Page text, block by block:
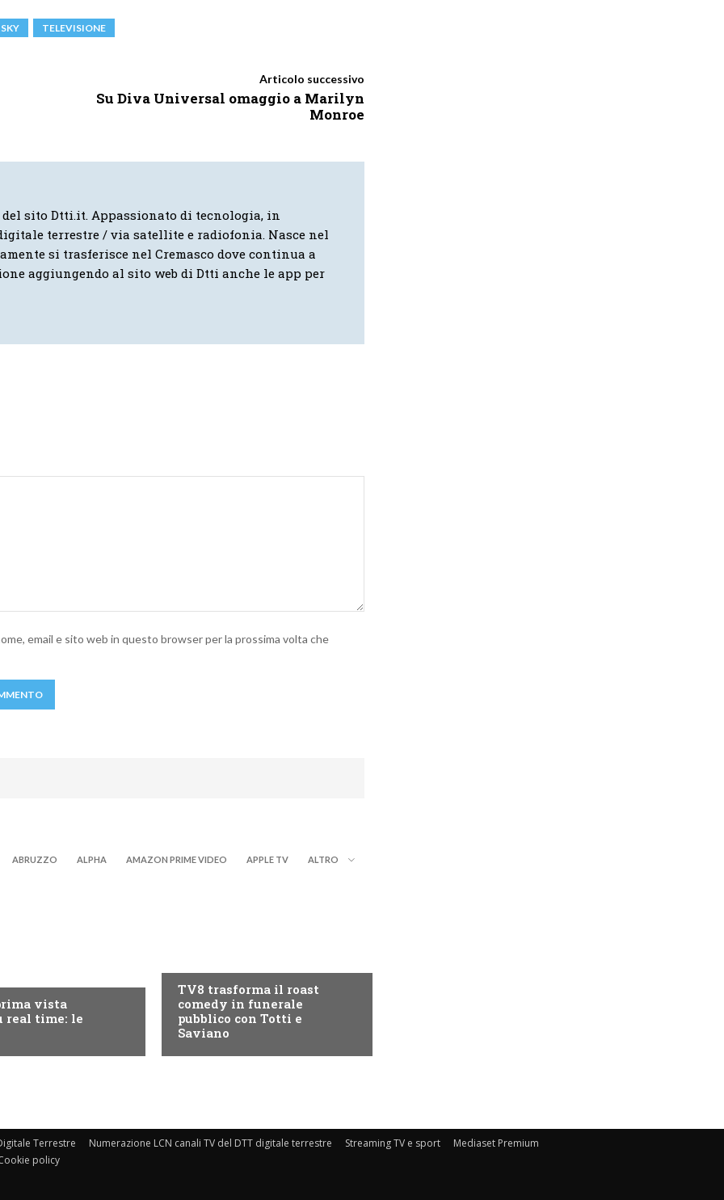
SKY TELEVISIONE
Articolo successivo
Su Diva Universal omaggio a Marilyn
Monroe
sito Dtti.it. Appassionato di tecnologia, in
terrestre / via satellite e radiofonia. Nasce nel
si trasferisce nel Cremasco dove continua a
aggiungendo al sito web di Dtti anche le app per
email e sito web in questo browser per la prossima volta che
ABRUZZO ALPHA AMAZON PRIME VIDEO APPLE TV ALTRO
vista
real time: le
TV8 trasforma il roast
comedy in funerale
pubblico con Totti e
Saviano
Terrestre Numerazione LCN canali TV del DTT digitale terrestre Streaming TV e sport
Mediaset Premium
policy